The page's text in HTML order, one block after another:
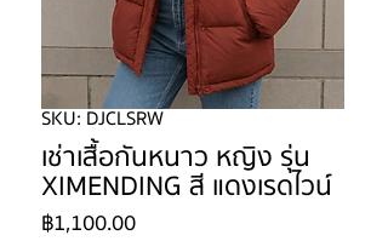
SKU: DJCLSRW
เช่าเสื้อกันหนาว หญิง รุ่น
XIMENDING สี แดงเรดไวน์
฿1,100.00ราคา